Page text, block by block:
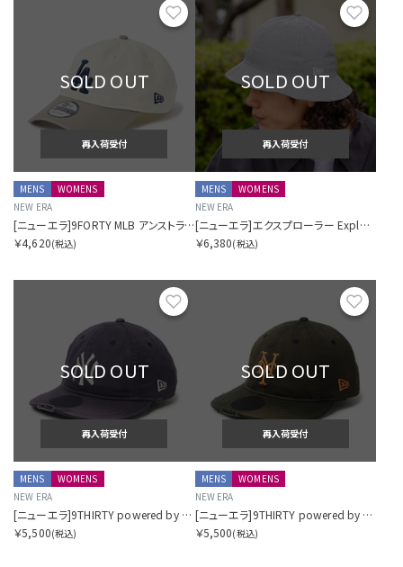
お気に入り
SOLD OUT
再入荷受付
MENS
WOMENS
NEW ERA
[ニューエラ]9FORTY MLB アンストラクチャード Unstructured ロサンゼルス・ドジャース クロームぺブル
￥4,620(税込)
SOLD OUT
再入荷受付
MENS
WOMENS
NEW ERA
[ニューエラ]エクスプローラー Explorer powered by GORO (min-nano) リフレクト
￥6,380(税込)
お気に入り
SOLD OUT
再入荷受付
MENS
WOMENS
NEW ERA
[ニューエラ]9THIRTY powered by GORO (min-nano) ニューヨーク・ヤンキース ダメージ/パッカブルバイザー/モンレーウォッシュ ネイビー
￥5,500(税込)
SOLD OUT
再入荷受付
MENS
WOMENS
NEW ERA
[ニューエラ]9THIRTY powered by GORO (min-nano) ニューヨーク・メッツ ダメージ/パッカブルバイザー/モンレーウォッシュ ブラック
￥5,500(税込)